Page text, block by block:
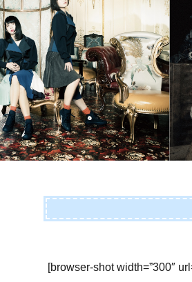
[browser-shot width=”300″